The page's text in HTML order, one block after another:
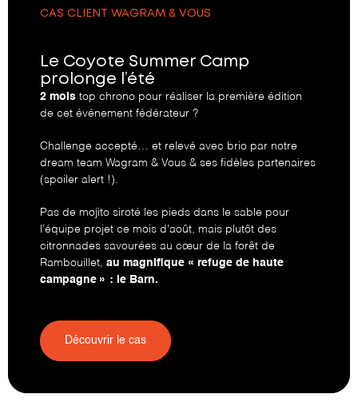
CAS CLIENT WAGRAM & VOUS
Le Coyote Summer Camp
prolonge l’été
2 mois top chrono pour réaliser la première édition
de cet événement fédérateur ?
Challenge accepté… et relevé avec brio par notre
dream team Wagram & Vous & ses fidèles partenaires
(spoiler alert !).
Pas de mojito siroté les pieds dans le sable pour
l’équipe projet ce mois d’août, mais plutôt des
citronnades savourées au cœur de la forêt de
Rambouillet, au magnifique « refuge de haute
campagne » : le Barn.
Découvrir le cas